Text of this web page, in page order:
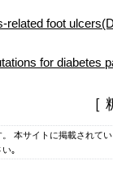
related foot
for diabetes
［
本サイトに掲載されて
｡